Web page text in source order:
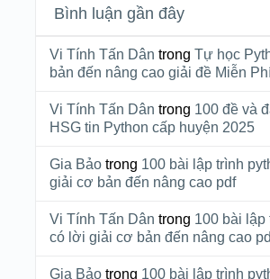
Bình luận gần đây
Vi Tính Tấn Dân trong Tự học
bản đến nâng cao giải đề Miễn
Vi Tính Tấn Dân trong 100 đề và
HSG tin Python cấp huyện 2025
Gia Bảotrong 100 bài lập trình
giải cơ bản đến nâng cao pdf
Vi Tính Tấn Dân trong 100 bài lập
có lời giải cơ bản đến nâng cao
Gia Bảotrong 100 bài lập trình